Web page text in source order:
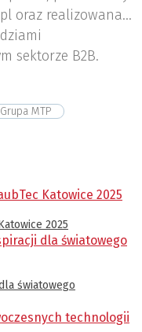
oraz realizowana
sektorze B2B.
Grupa MTP
2025
światowego